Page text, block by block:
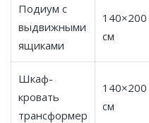
Подиум с
выдвижными
ящиками
140×200
см
Шкаф-
кровать
трансформер
140×200
см